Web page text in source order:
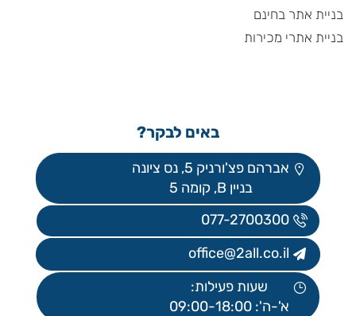
בניית אתר בחינם
בניית אתרי מכירות
באים לבקר?
אברהם פצ'ורניק 5, נס ציונה
בניין B, קומה 5
077-2700300
office@2all.co.il
שעות פעילות:
א'-ה': 09:00-18:00